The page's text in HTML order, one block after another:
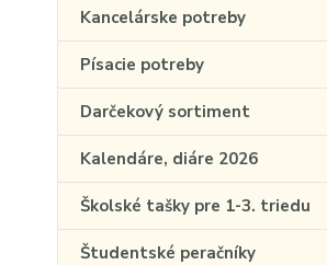
Kancelárske potreby
Písacie potreby
Darčekový sortiment
Kalendáre, diáre 2026
Školské tašky pre 1-3. triedu
Študentské peračníky